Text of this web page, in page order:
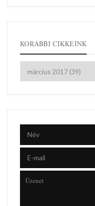
KORÁBBI CIKKEINK